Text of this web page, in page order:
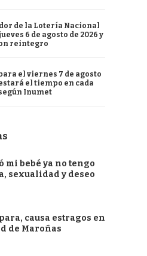
de la Lotería Nacional
6 de agosto de 2026 y
reintegro
el viernes 7 de agosto
el tiempo en cada
Inumet
mi bebé ya no tengo
sexualidad y deseo
causa estragos en
de Maroñas